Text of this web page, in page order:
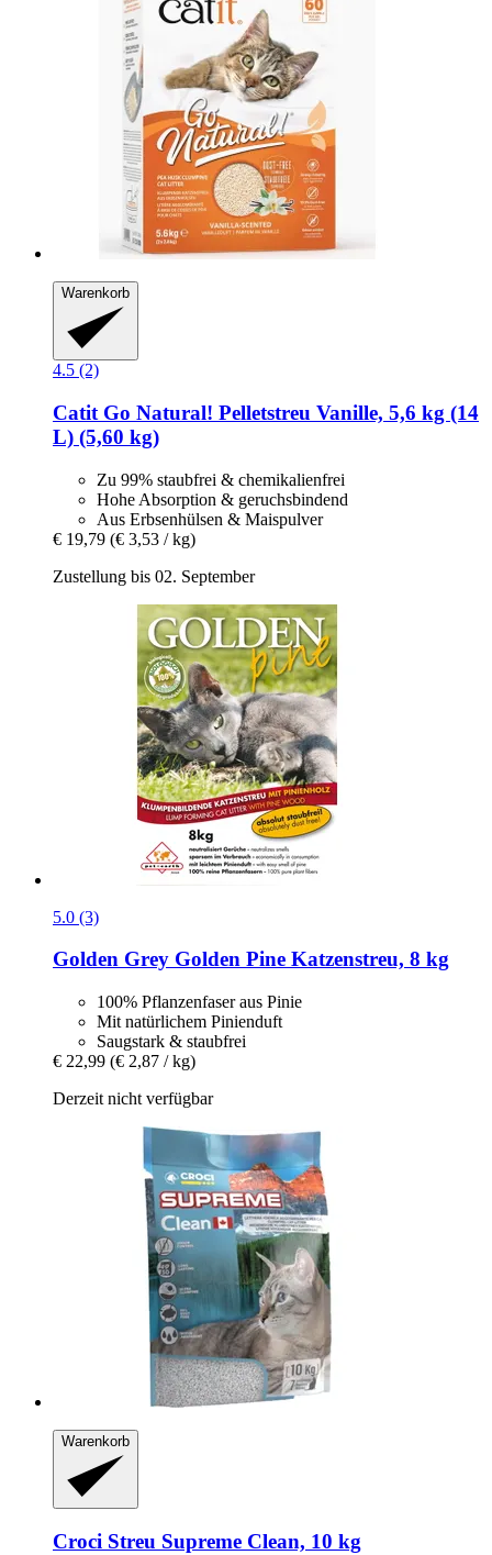
Warenkorb
4.5 (2)
Catit Go Natural! Pelletstreu Vanille, 5,6 kg (14
L) (5,60 kg)
Zu 99% staubfrei & chemikalienfrei
Hohe Absorption & geruchsbindend
Aus Erbsenhülsen & Maispulver
€ 19,79 (€ 3,53 / kg)
Zustellung bis 02. September
5.0 (3)
Golden Grey Golden Pine Katzenstreu, 8 kg
100% Pflanzenfaser aus Pinie
Mit natürlichem Pinienduft
Saugstark & staubfrei
€ 22,99 (€ 2,87 / kg)
Derzeit nicht verfügbar
Warenkorb
Croci Streu Supreme Clean, 10 kg